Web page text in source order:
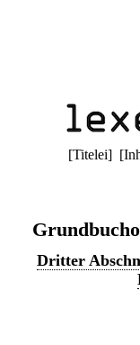
[Titelei] [
Dritter